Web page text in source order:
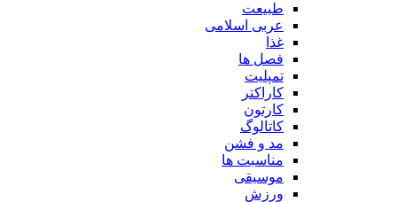
طبیعت
عربی اسلامی
غذا
فصل ها
تمپلیت
کاراکتر
کارتون
کاتالوگ
مد و فشن
مناسبت ها
موسیقی
ورزش